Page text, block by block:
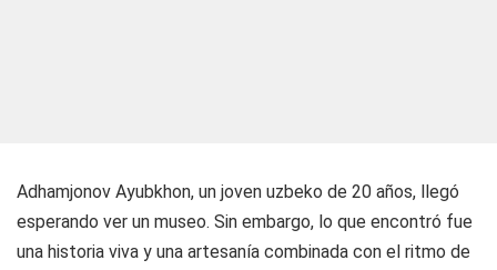
Adhamjonov Ayubkhon, un joven uzbeko de 20 años, llegó
esperando ver un museo. Sin embargo, lo que encontró fue
una historia viva y una artesanía combinada con el ritmo de